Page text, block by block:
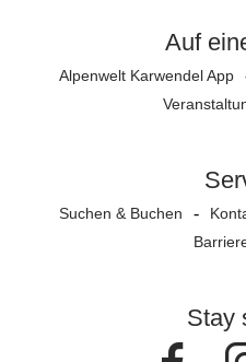
Auf
Alpenwelt Karwendel App
Suchen & Buchen
Stay